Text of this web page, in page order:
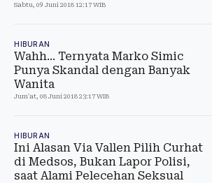
Sabtu, 09 Juni 2018 12:17 WIB
HIBURAN
Wahh... Ternyata Marko Simic
Punya Skandal dengan Banyak
Wanita
Jum'at, 08 Juni 2018 23:17 WIB
HIBURAN
Ini Alasan Via Vallen Pilih Curhat
di Medsos, Bukan Lapor Polisi,
saat Alami Pelecehan Seksual